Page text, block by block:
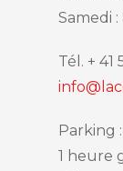
Samedi :
Tél. + 41
Parking :
1 heure